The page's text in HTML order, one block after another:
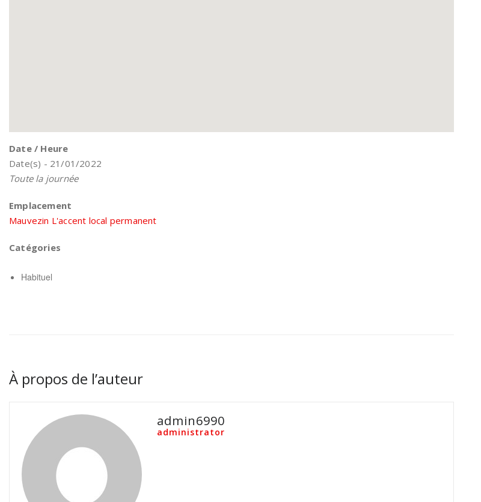
Date / Heure
Date(s) - 21/01/2022
Toute la journée
Emplacement
Mauvezin L'accent local permanent
Catégories
Habituel
À propos de l’auteur
admin6990
administrator